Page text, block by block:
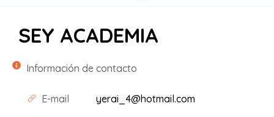
SEY ACADEMIA
Información de contacto
E-mail yerai_4@hotmail.com